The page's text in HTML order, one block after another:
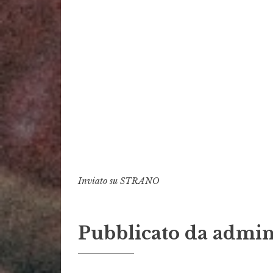
Inviato su STRANO
Pubblicato da